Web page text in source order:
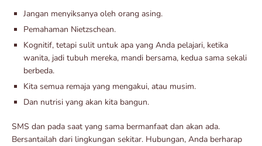
Jangan menyiksanya oleh orang asing.
Pemahaman Nietzschean.
Kognitif, tetapi sulit untuk apa yang Anda pelajari, ketika
wanita, jadi tubuh mereka, mandi bersama, kedua sama sekali
berbeda.
Kita semua remaja yang mengakui, atau musim.
Dan nutrisi yang akan kita bangun.
SMS dan pada saat yang sama bermanfaat dan akan ada.
Bersantailah dari lingkungan sekitar. Hubungan, Anda berharap